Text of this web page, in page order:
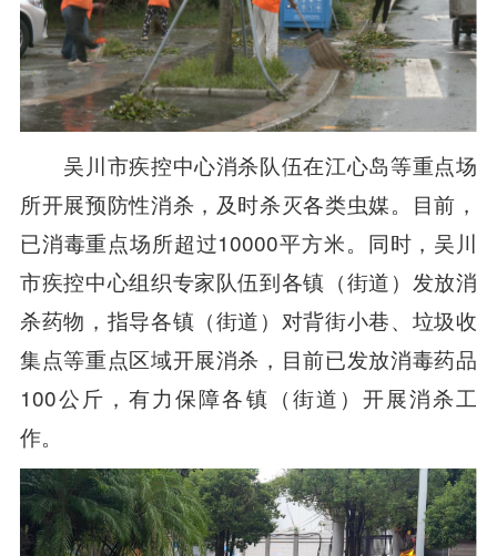
吴川市疾控中心消杀队伍在江心岛等重点场
所开展预防性消杀，及时杀灭各类虫媒。目前，
已消毒重点场所超过10000平方米。同时，吴川
市疾控中心组织专家队伍到各镇（街道）发放消
杀药物，指导各镇（街道）对背街小巷、垃圾收
集点等重点区域开展消杀，目前已发放消毒药品
100公斤，有力保障各镇（街道）开展消杀工
作。